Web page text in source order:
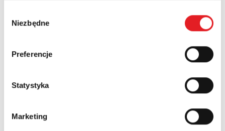
zgody
Niezbędne
Preferencje
Statystyka
MarketingWojewództwo: